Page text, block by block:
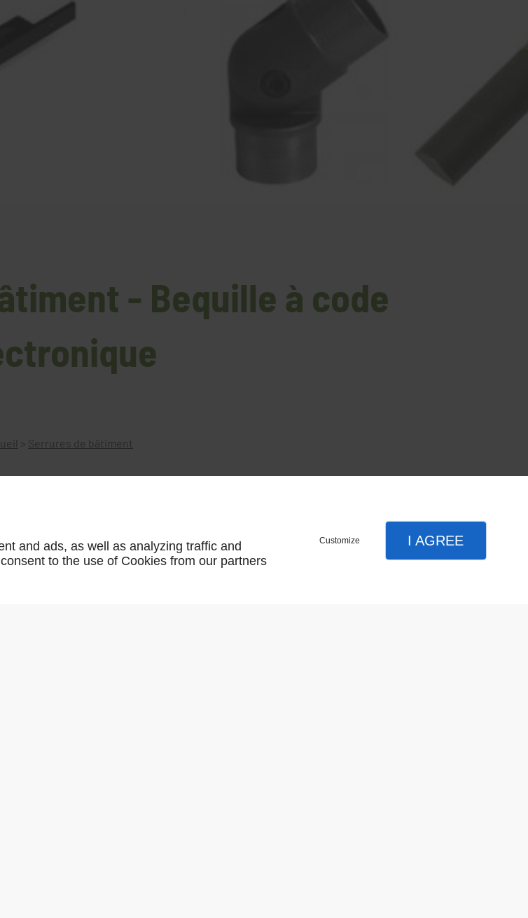
- Bequille à code
> Serrures de bâtiment
and ads, as well as analyzing traffic and
to the use of Cookies from our partners
Customize I AGREE